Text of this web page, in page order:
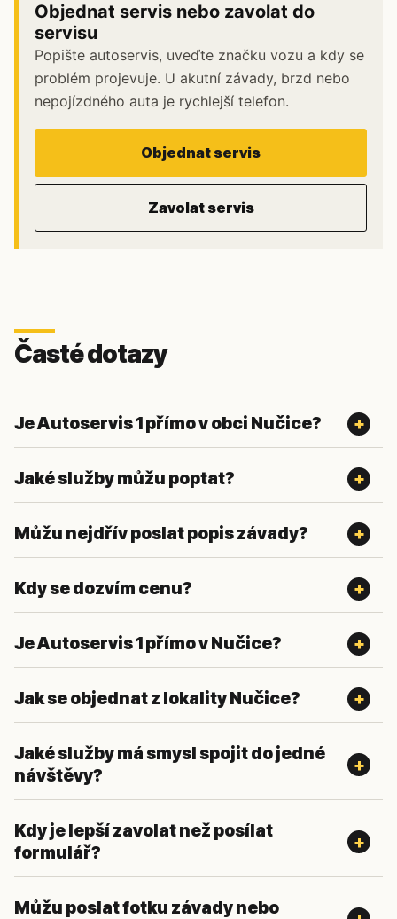
Objednat servis nebo zavolat do
servisu
Popište autoservis, uveďte značku vozu a kdy se
problém projevuje. U akutní závady, brzd nebo
nepojízdného auta je rychlejší telefon.
Objednat servis
Zavolat servis
Časté dotazy
Je Autoservis 1 přímo v obci Nučice?
Jaké služby můžu poptat?
Můžu nejdřív poslat popis závady?
Kdy se dozvím cenu?
Je Autoservis 1 přímo v Nučice?
Jak se objednat z lokality Nučice?
Jaké služby má smysl spojit do jedné
návštěvy?
Kdy je lepší zavolat než posílat
formulář?
Můžu poslat fotku závady nebo